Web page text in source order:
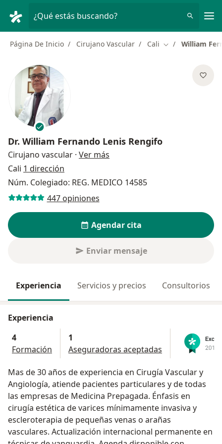
¿Qué estás buscando?
Página De Inicio Cirujano Vascular Cali Cambiar de
William
Dr. William Fernando Lenis Rengifo
Cirujano vascular · Ver más
Cali 1 dirección
Núm. Colegiado: REG. MEDICO 14585
447 opiniones
Agendar cita
Enviar mensaje
Experiencia Servicios y precios Consultorios
Experiencia
4
Formación
1
Aseguradoras aceptadas
Mas de 30 años de experiencia en Cirugía Vascular y
Angiología, atiende pacientes particulares y de todas
las empresas de Medicina Prepagada. Énfasis en
cirugía estética de varices mínimamente invasiva y
escleroterapia de pequeñas venas o arañas
vasculares. Actualización internacional permanente en